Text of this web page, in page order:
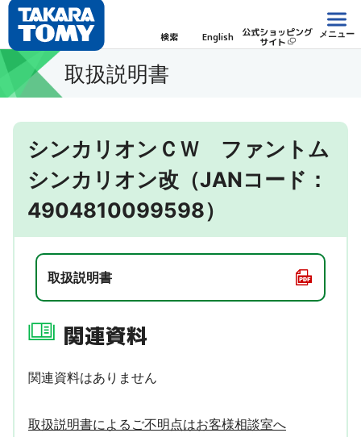
検索 English 公式ショッピング
サイト
メニュー
取扱説明書
シンカリオンＣＷ ファントム
シンカリオン改（JANコード：
4904810099598）
取扱説明書
関連資料
関連資料はありません
取扱説明書によるご不明点はお客様相談室へ